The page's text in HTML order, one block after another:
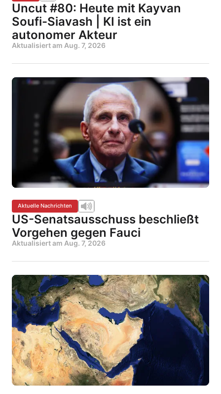
Uncut #80: Heute mit Kayvan
Soufi-Siavash | KI ist ein
autonomer Akteur
Aktualisiert am Aug. 7, 2026
Aktuelle Nachrichten
US-Senatsausschuss beschließt
Vorgehen gegen Fauci
Aktualisiert am Aug. 7, 2026